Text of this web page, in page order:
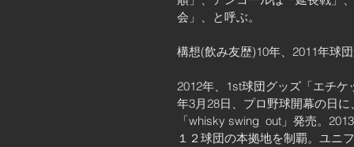
会」、と呼ぶ。
構想(飲み友歴)10年、2011年球
2012年、1st球団グッズ「エチケ
年3月28日、プロ野球開幕の日
「whisky swing  out」発売。
１２球団の本拠地を制覇。ユニ